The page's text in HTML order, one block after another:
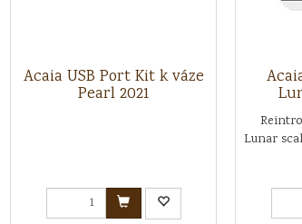
Acaia USB Port Kit k váze
Pearl 2021
Lunar